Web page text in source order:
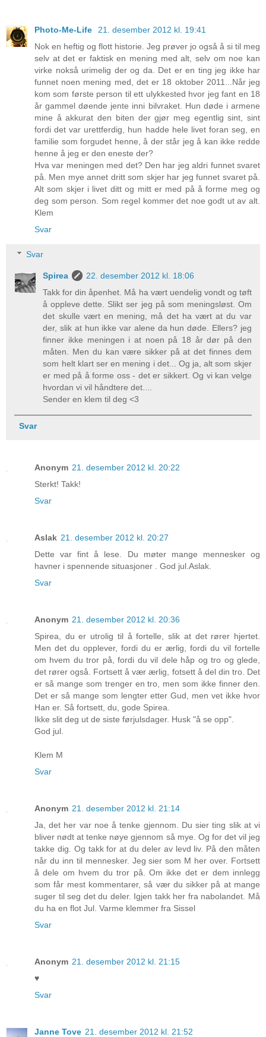
Photo-Me-Life
21. desember 2012 kl. 19:41
Nok en heftig og flott historie. Jeg prøver jo også å si til meg
selv at det er faktisk en mening med alt, selv om noe kan
virke nokså urimelig der og da. Det er en ting jeg ikke har
funnet noen mening med, det er 18 oktober 2011...Når jeg
kom som første person til ett ulykkested hvor jeg fant en 18
år gammel døende jente inni bilvraket. Hun døde i armene
mine å akkurat den biten der gjør meg egentlig sint, sint
fordi det var urettferdig, hun hadde hele livet foran seg, en
familie som forgudet henne, å der står jeg å kan ikke redde
henne å jeg er den eneste der?
Hva var meningen med det? Den har jeg aldri funnet svaret
på. Men mye annet dritt som skjer har jeg funnet svaret på.
Alt som skjer i livet ditt og mitt er med på å forme meg og
deg som person. Som regel kommer det noe godt ut av alt.
Klem
Svar
Svar
Spirea
22. desember 2012 kl. 18:06
Takk for din åpenhet. Må ha vært uendelig vondt og tøft
å oppleve dette. Slikt ser jeg på som meningsløst. Om
det skulle vært en mening, må det ha vært at du var
der, slik at hun ikke var alene da hun døde. Ellers? jeg
finner ikke meningen i at noen på 18 år dør på den
måten. Men du kan være sikker på at det finnes dem
som helt klart ser en mening i det... Og ja, alt som skjer
er med på å forme oss - det er sikkert. Og vi kan velge
hvordan vi vil håndtere det....
Sender en klem til deg <3
Svar
Anonym 21. desember 2012 kl. 20:22
Sterkt! Takk!
Svar
Aslak 21. desember 2012 kl. 20:27
Dette var fint å lese. Du møter mange mennesker og
havner i spennende situasjoner . God jul.Aslak.
Svar
Anonym 21. desember 2012 kl. 20:36
Spirea, du er utrolig til å fortelle, slik at det rører hjertet.
Men det du opplever, fordi du er ærlig, fordi du vil fortelle
om hvem du tror på, fordi du vil dele håp og tro og glede,
det rører også. Fortsett å vær ærlig, fotsett å del din tro. Det
er så mange som trenger en tro, men som ikke finner den.
Det er så mange som lengter etter Gud, men vet ikke hvor
Han er. Så fortsett, du, gode Spirea.
Ikke slit deg ut de siste førjulsdager. Husk "å se opp".
God jul.
Klem M
Svar
Anonym 21. desember 2012 kl. 21:14
Ja, det her var noe å tenke gjennom. Du sier ting slik at vi
bliver nødt at tenke nøye gjennom så mye. Og for det vil jeg
takke dig. Og takk for at du deler av levd liv. På den måten
når du inn til mennesker. Jeg sier som M her over. Fortsett
å dele om hvem du tror på. Om ikke det er dem innlegg
som får mest kommentarer, så vær du sikker på at mange
suger til seg det du deler. Igjen takk her fra nabolandet. Må
du ha en flot Jul. Varme klemmer fra Sissel
Svar
Anonym 21. desember 2012 kl. 21:15
♥
Svar
Janne Tove 21. desember 2012 kl. 21:52